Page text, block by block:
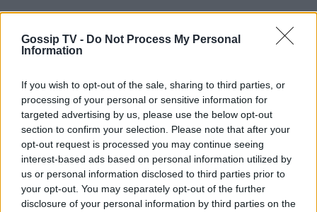
Gossip TV - Do Not Process My Personal
Information
If you wish to opt-out of the sale, sharing to third parties, or
processing of your personal or sensitive information for
targeted advertising by us, please use the below opt-out
section to confirm your selection. Please note that after your
opt-out request is processed you may continue seeing
interest-based ads based on personal information utilized by
us or personal information disclosed to third parties prior to
your opt-out. You may separately opt-out of the further
disclosure of your personal information by third parties on the